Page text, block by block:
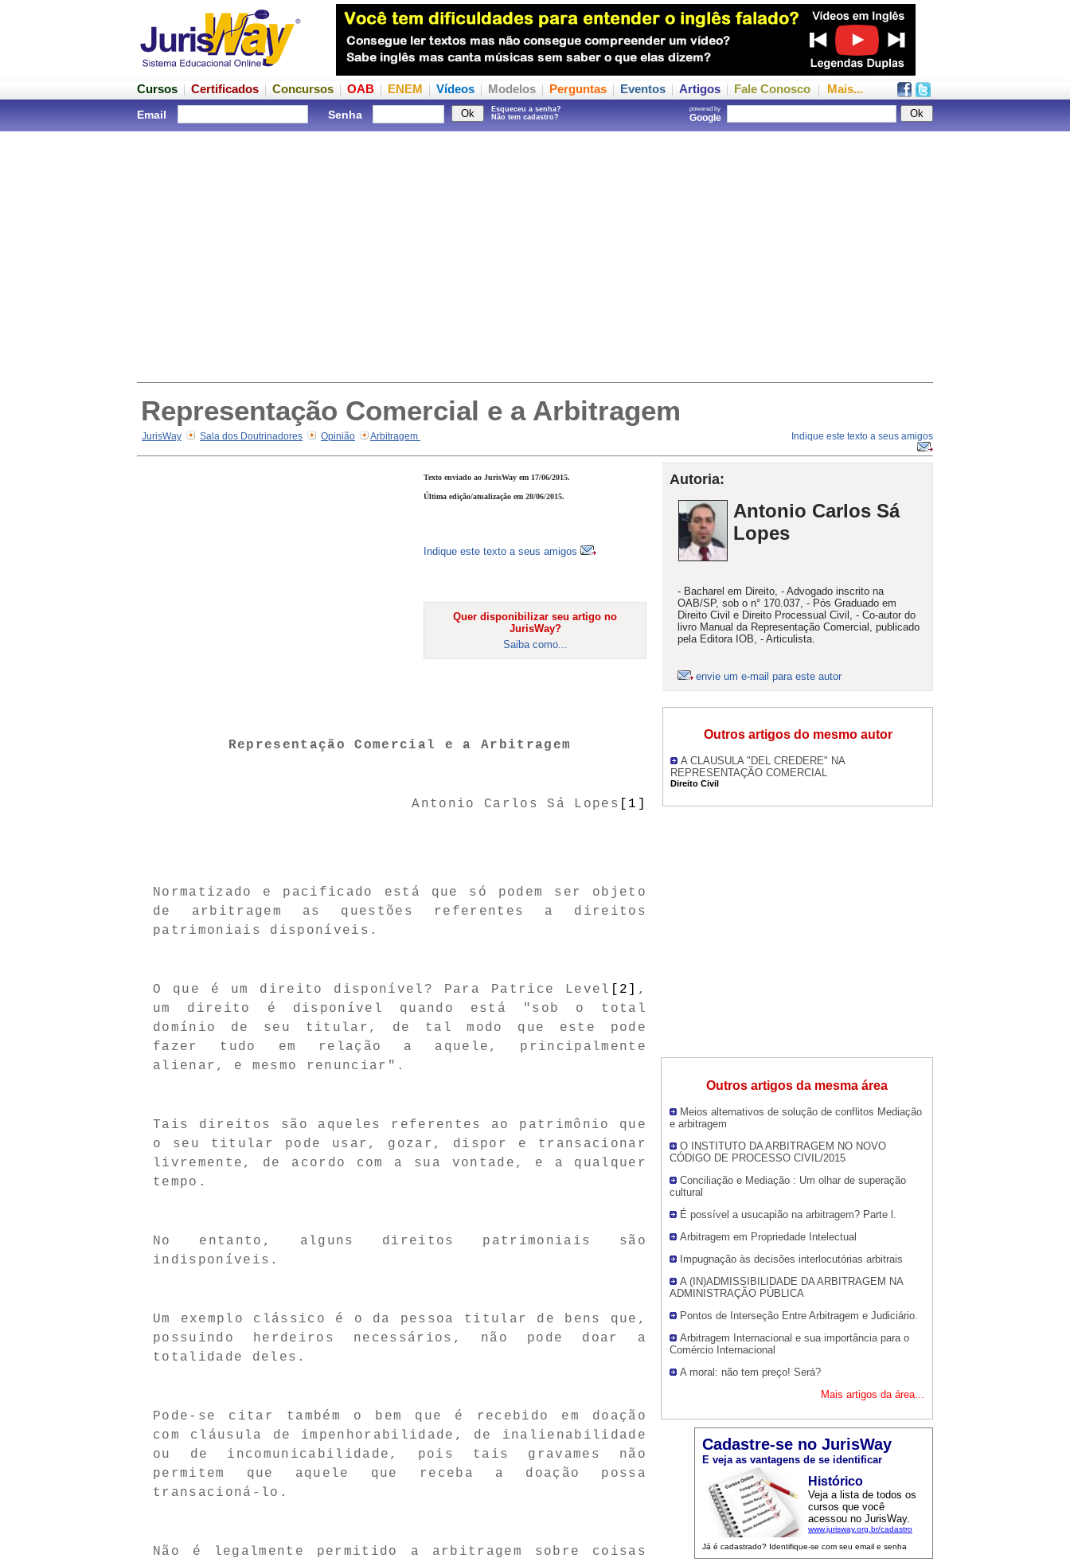
Cursos Certificados Concursos OAB ENEM Vídeos Modelos Perguntas Eventos Artigos Fale Conosco Mais...
Email Senha
Esqueceu a senha?
Não tem cadastro?
powered by
Google
Representação Comercial e a Arbitragem
JurisWay Sala dos Doutrinadores Opinião Arbitragem Indique este texto a seus amigos
Autoria:
Antonio Carlos Sá
Lopes
- Bacharel em Direito, - Advogado inscrito na
OAB/SP, sob o n° 170.037, - Pós Graduado em
Direito Civil e Direito Processual Civil, - Co-autor do
livro Manual da Representação Comercial, publicado
pela Editora IOB, - Articulista.
envie um e-mail para este autor
Outros artigos do mesmo autor
A CLAUSULA "DEL CREDERE" NA
REPRESENTAÇÃO COMERCIAL
Direito Civil
Outros artigos da mesma área
Meios alternativos de solução de conflitos Mediação
e arbitragem
O INSTITUTO DA ARBITRAGEM NO NOVO
CÓDIGO DE PROCESSO CIVIL/2015
Conciliação e Mediação : Um olhar de superação
cultural
É possível a usucapião na arbitragem? Parte l.
Arbitragem em Propriedade Intelectual
Impugnação às decisões interlocutórias arbitrais
A (IN)ADMISSIBILIDADE DA ARBITRAGEM NA
ADMINISTRAÇÃO PÚBLICA
Pontos de Interseção Entre Arbitragem e Judiciário.
Arbitragem Internacional e sua importância para o
Comércio Internacional
A moral: não tem preço! Será?
Mais artigos da área...
Cadastre-se no JurisWay
E veja as vantagens de se identificar
Histórico
Veja a lista de todos os
cursos que você
acessou no JurisWay.
www.jurisway.org.br/cadastro
Já é cadastrado? Identifique-se com seu email e senha
Texto enviado ao JurisWay em 17/06/2015.
Última edição/atualização em 28/06/2015.
Indique este texto a seus amigos
Quer disponibilizar seu artigo no
JurisWay?
Saiba como...
Representação Comercial e a Arbitragem
Antonio Carlos Sá Lopes [1]
Normatizado e pacificado está que só podem ser objeto
de arbitragem as questões referentes a direitos
patrimoniais disponíveis.
O que é um direito disponível? Para Patrice Level [2]
,
um direito é disponível quando está "sob o total
domínio de seu titular, de tal modo que este pode
fazer tudo em relação a aquele, principalmente
alienar, e mesmo renunciar".
Tais direitos são aqueles referentes ao patrimônio que
o seu titular pode usar, gozar, dispor e transacionar
livremente, de acordo com a sua vontade, e a qualquer
tempo.
No entanto, alguns direitos patrimoniais são
indisponíveis.
Um exemplo clássico é o da pessoa titular de bens que,
possuindo herdeiros necessários, não pode doar a
totalidade deles.
Pode-se citar também o bem que é recebido em doação
com cláusula de impenhorabilidade, de inalienabilidade
ou de incomunicabilidade, pois tais gravames não
permitem que aquele que receba a doação possa
transacioná-lo.
Não é legalmente permitido a arbitragem sobre coisas